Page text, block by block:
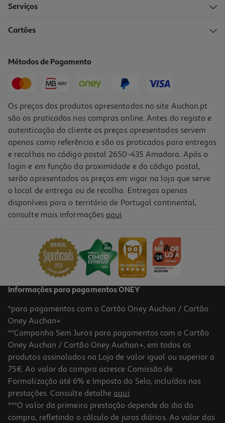
Serviços
Cartões
Métodos de Pagamento
Os preços dos produtos apresentados no site Auchan.pt
são os praticados nas compras online. Antes do registo e
autenticação do cliente os preços apresentados servem
apenas como referência e são os praticados para entregas
e recolhas no código postal 2650-435 Amadora. Após o
login e em função da proximidade e do código postal,
serão apresentados os preços em vigor na loja que serve
o local de entrega ou de recolha. Entregas apenas
disponíveis para o território de Portugal continental,
consulte mais informações aqui.
Informações para pagamentos ONEY
*para pagamentos com o Cartão Oney Auchan / Cartão
Oney Auchan+.
**Campanha Sem Juros para pagamentos com o Cartão
Oney Auchan / Cartão Oney Auchan+, em todos os
produtos assinalados na Loja de valor igual ou superior a
75€. Ao valor da compra acresce Comissão de
Formalização até 6% e Imposto do Selo, incluídos nas
prestações. Consulte detalhe aqui.
***O valor da primeira prestação depende do dia da
compra, refletindo o cálculo de juros diários. Ao valor das